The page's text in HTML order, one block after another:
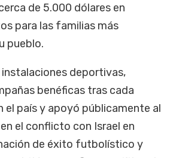
de 5.000 dólares en
para las familias más
pueblo.
deportivas,
benéficas tras cada
el país y apoyó públicamente al
el conflicto con Israel en
de éxito futbolístico y